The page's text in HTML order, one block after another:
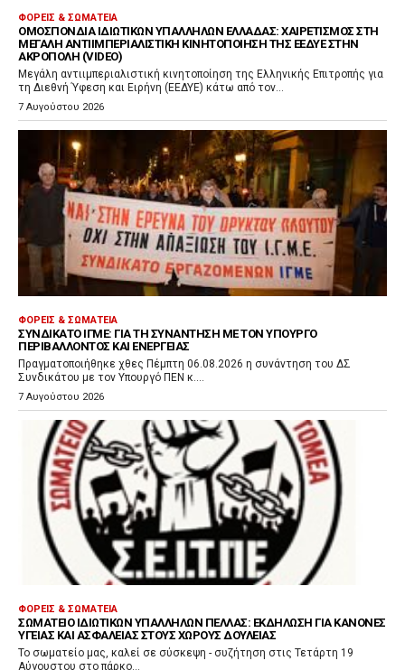
ΦΟΡΕΊΣ & ΣΩΜΑΤΕΊΑ
ΟΜΟΣΠΟΝΔΊΑ ΙΔΙΩΤΙΚΏΝ ΥΠΑΛΛΉΛΩΝ ΕΛΛΆΔΑΣ: ΧΑΙΡΕΤΙΣΜΌΣ ΣΤΗ
ΜΕΓΆΛΗ ΑΝΤΙΙΜΠΕΡΙΑΛΙΣΤΙΚΉ ΚΙΝΗΤΟΠΟΊΗΣΗ ΤΗΣ ΕΕΔΥΕ ΣΤΗΝ
ΑΚΡΌΠΟΛΗ (VIDEO)
Μεγάλη αντιιμπεριαλιστική κινητοποίηση της Ελληνικής Επιτροπής για
τη Διεθνή Ύφεση και Ειρήνη (ΕΕΔΥΕ) κάτω από τον...
7 Αυγούστου 2026
ΦΟΡΕΊΣ & ΣΩΜΑΤΕΊΑ
ΣΥΝΔΙΚΆΤΟ ΙΓΜΕ: ΓΙΑ ΤΗ ΣΥΝΆΝΤΗΣΗ ΜΕ ΤΟΝ ΥΠΟΥΡΓΌ
ΠΕΡΙΒΆΛΛΟΝΤΟΣ ΚΑΙ ΕΝΈΡΓΕΙΑΣ
Πραγματοποιήθηκε χθες Πέμπτη 06.08.2026 η συνάντηση του ΔΣ
Συνδικάτου με τον Υπουργό ΠΕΝ κ....
7 Αυγούστου 2026
ΦΟΡΕΊΣ & ΣΩΜΑΤΕΊΑ
ΣΩΜΑΤΕΊΟ ΙΔΙΩΤΙΚΏΝ ΥΠΑΛΛΉΛΩΝ ΠΈΛΛΑΣ: ΕΚΔΉΛΩΣΗ ΓΙΑ ΚΑΝΌΝΕΣ
ΥΓΕΊΑΣ ΚΑΙ ΑΣΦΆΛΕΙΑΣ ΣΤΟΥΣ ΧΏΡΟΥΣ ΔΟΥΛΕΙΆΣ
Το σωματείο μας, καλεί σε σύσκεψη - συζήτηση στις Τετάρτη 19
Αύγουστου στο πάρκο...